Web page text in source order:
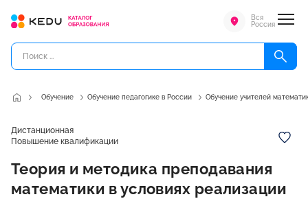
Вся
Россия
Обучение Обучение педагогике в России Обучение учителей
Дистанционная
Повышение квалификации
Теория и методика преподавания
математики в условиях реализации